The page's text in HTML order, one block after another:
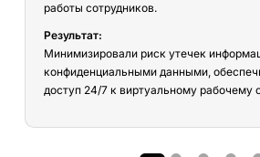
работы сотрудников.
Результат:
Минимизировали риск утечек
конфиденциальными данными,
доступ 24/7 к виртуальному рабочему